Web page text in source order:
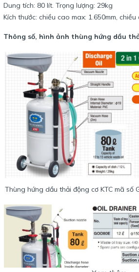
Dung tích: 80 lít. Trọng lượng: 29kg
Kích thước: chiều cao max: 1.650mm, chiều
Thông số, hình ảnh thùng hứng dầu
Thùng hứng dầu thải động cơ KTC mã số